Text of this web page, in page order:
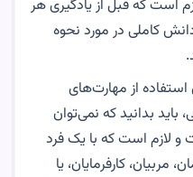
است که قبل از یادگیری هر
کاملی در مورد نحوه
از مهارت‌های
بدانید که نمی‌توان
و لازم است که با یک فرد
کارفرمایان، یا